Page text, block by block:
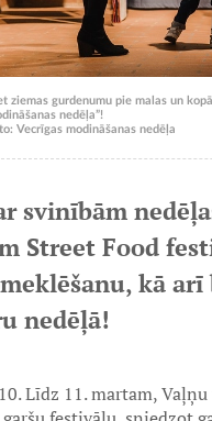
ziemas gurdenumu pie malas un
nedēļa”!
Vecrīgas modināšanas nedēļa
svinībām
Street Food
kā
nedēļā!
Līdz 11. martam,